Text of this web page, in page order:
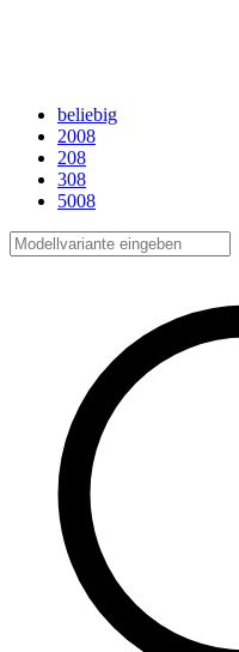
beliebig
2008
208
308
5008